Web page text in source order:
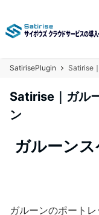
SatirisePlugin Satirise
Satirise｜ガル
ン
ガルーン
ガルーンのポート